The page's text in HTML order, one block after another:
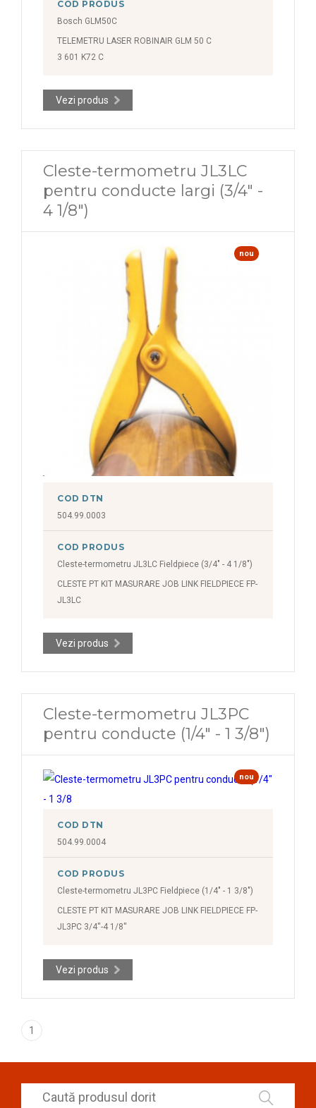
COD PRODUS
Bosch GLM50C
TELEMETRU LASER ROBINAIR GLM 50 C
3 601 K72 C
Vezi produs
Cleste-termometru JL3LC
pentru conducte largi (3/4" -
4 1/8")
nou
COD DTN
504.99.0003
COD PRODUS
Cleste-termometru JL3LC Fieldpiece (3/4" - 4 1/8")
CLESTE PT KIT MASURARE JOB LINK FIELDPIECE FP-
JL3LC
Vezi produs
Cleste-termometru JL3PC
pentru conducte (1/4″ - 1 3/8")
nou
COD DTN
504.99.0004
COD PRODUS
Cleste-termometru JL3PC Fieldpiece (1/4″ - 1 3/8")
CLESTE PT KIT MASURARE JOB LINK FIELDPIECE FP-
JL3PC 3/4''-4 1/8''
Vezi produs
1